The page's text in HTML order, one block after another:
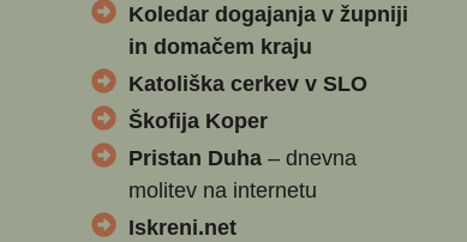
Koledar dogajanja v župniji
in domačem kraju
Katoliška cerkev v SLO
Škofija Koper
Pristan Duha– dnevna
molitev na internetu
Iskreni.net